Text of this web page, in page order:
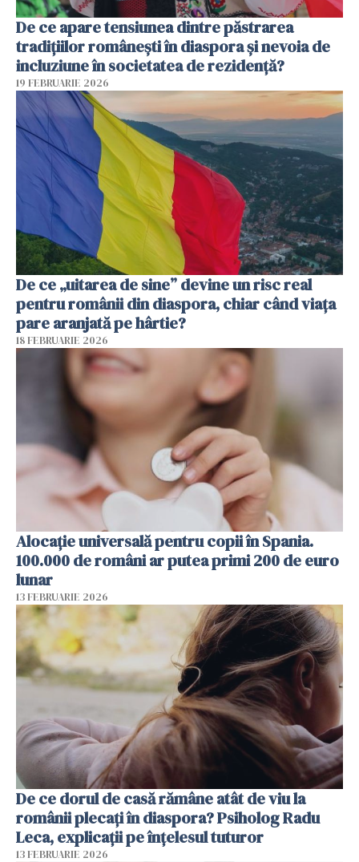
De ce apare tensiunea dintre păstrarea
tradițiilor românești în diaspora și nevoia de
incluziune în societatea de rezidență?
19 FEBRUARIE 2026
De ce „uitarea de sine” devine un risc real
pentru românii din diaspora, chiar când viața
pare aranjată pe hârtie?
18 FEBRUARIE 2026
Alocație universală pentru copii în Spania.
100.000 de români ar putea primi 200 de euro
lunar
13 FEBRUARIE 2026
De ce dorul de casă rămâne atât de viu la
românii plecați în diaspora? Psiholog Radu
Leca, explicații pe înțelesul tuturor
13 FEBRUARIE 2026